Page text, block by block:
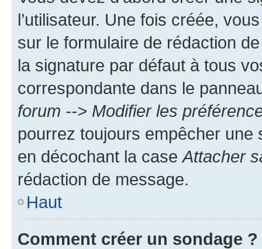
l’utilisateur. Une fois créée,
sur le formulaire de rédaction
la signature par défaut à tous
correspondante dans le
forum --> Modifier les
pourrez toujours empêcher une
en décochant la case Attacher
rédaction de message.
Haut
Comment créer un sondage ?